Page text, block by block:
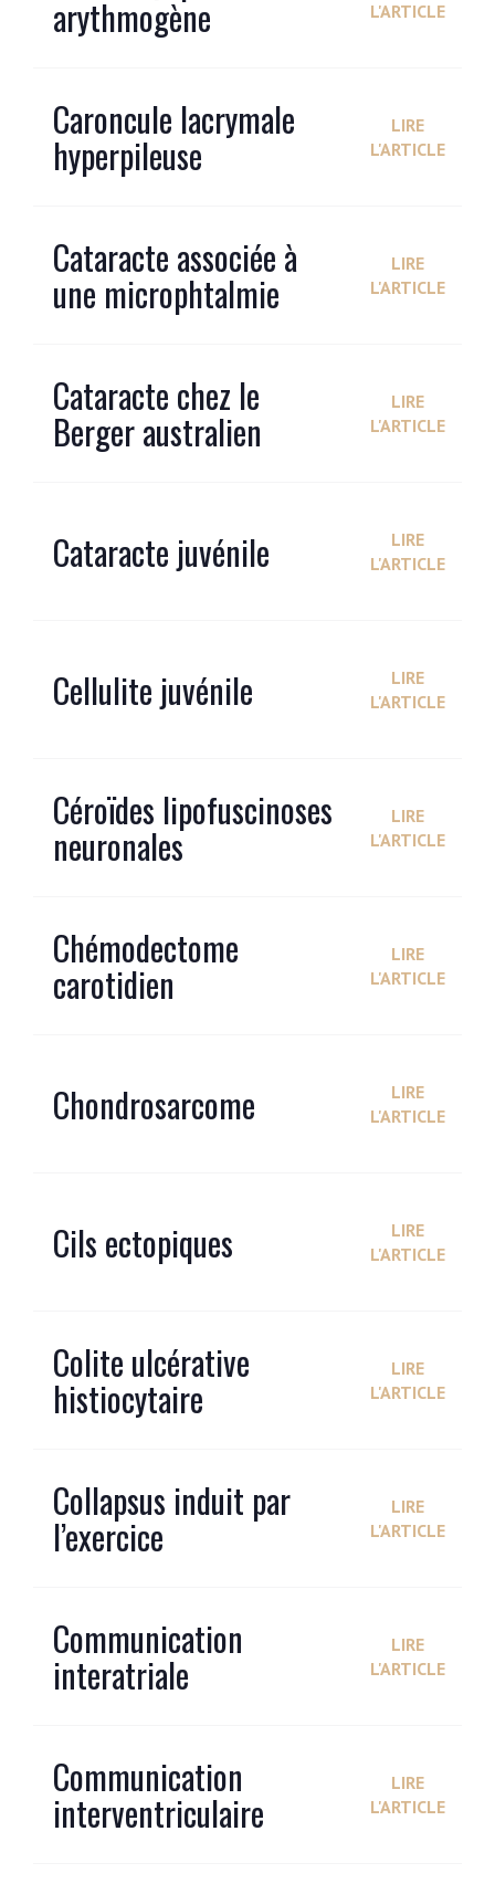
arythmogène
L'ARTICLE
Caroncule lacrymale
hyperpileuse
LIRE
L'ARTICLE
Cataracte associée à
une microphtalmie
LIRE
L'ARTICLE
Cataracte chez le
Berger australien
LIRE
L'ARTICLE
Cataracte juvénile
LIRE
L'ARTICLE
Cellulite juvénile
LIRE
L'ARTICLE
Céroïdes lipofuscinoses
neuronales
LIRE
L'ARTICLE
Chémodectome
carotidien
LIRE
L'ARTICLE
Chondrosarcome
LIRE
L'ARTICLE
Cils ectopiques
LIRE
L'ARTICLE
Colite ulcérative
histiocytaire
LIRE
L'ARTICLE
Collapsus induit par
l’exercice
LIRE
L'ARTICLE
Communication
interatriale
LIRE
L'ARTICLE
Communication
interventriculaire
LIRE
L'ARTICLE